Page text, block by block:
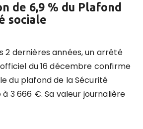
de 6,9 % du Plafond
sociale
2 dernières années, un arrêté
du 16 décembre confirme
du plafond de la Sécurité
à 3 666 €. Sa valeur journalière